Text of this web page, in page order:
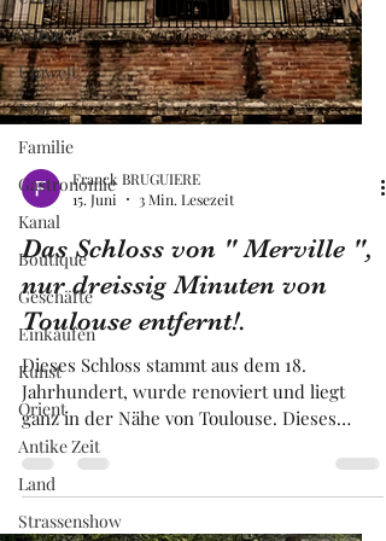
Natur
Umwelt
Erbe
Familie
Gastronomie
Kanal
Boutique
Geschäfte
Einkaufen
Kunst
Orient
Antike Zeit
Land
Strassenshow
Franck BRUGUIERE
15. Juni
3 Min. Lesezeit
Das Schloss von " Merville ",
nur dreissig Minuten von
Toulouse entfernt!.
Dieses Schloss stammt aus dem 18.
Jahrhundert, wurde renoviert und liegt
ganz in der Nähe von Toulouse. Dieses